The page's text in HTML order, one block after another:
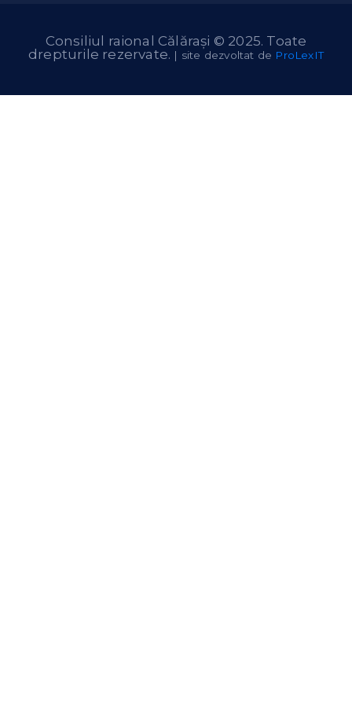
Consiliul raional Călărași © 2025. Toate
drepturile rezervate. | site dezvoltat de ProLexIT